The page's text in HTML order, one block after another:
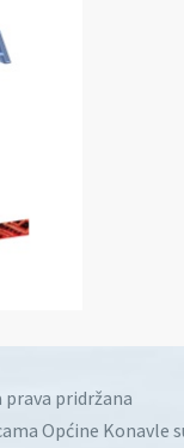
prava pridržana
Općine Konavle